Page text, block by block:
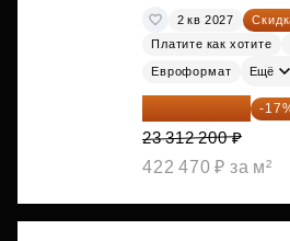
2 кв 2027
Платите как хотите
Евроформат Ещё
19 349 126 ₽ -
23 312 200 ₽
422 470 ₽ за м²